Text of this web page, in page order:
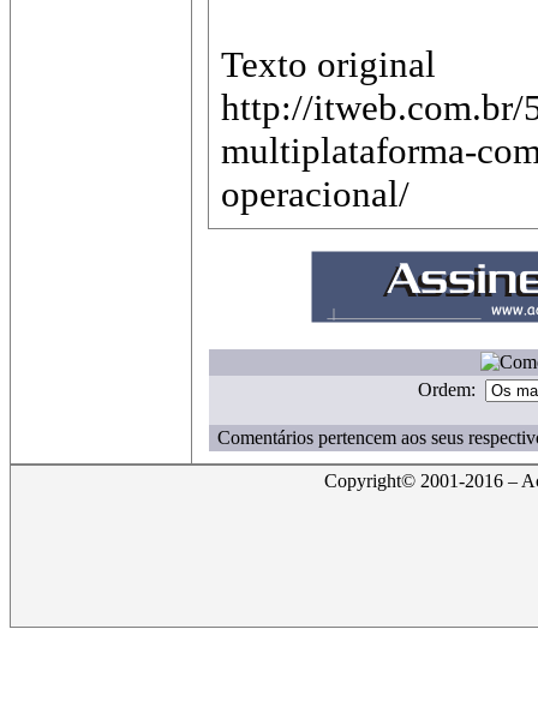
Texto original
http://itweb.com.br/
multiplataforma-
operacional/
Ordem:
Comentários pertencem aos seus
Copyright© 2001-2016 –